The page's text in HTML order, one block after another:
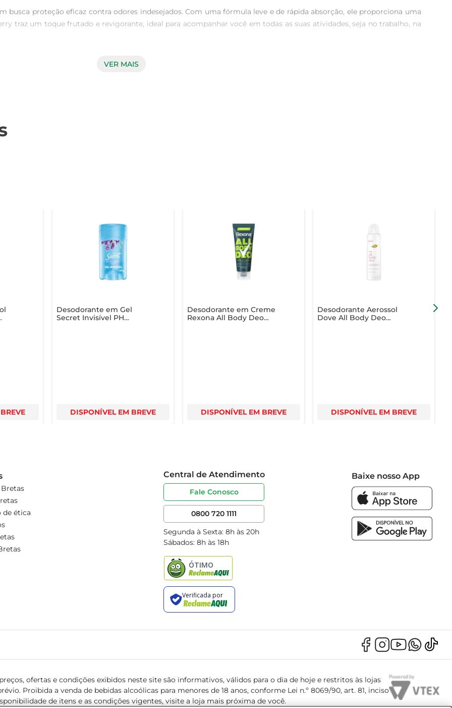
busca proteção eficaz contra odores indesejados. Com uma fórmula leve e de rápida absorção, ele proporciona uma
traz um toque frutado e revigorante, ideal para acompanhar você em todas as suas atividades, seja no trabalho, na
utilize a quantidade ideal para cada ocasião. Com apenas uma pequena quantidade, você já garante a proteção
VER MAIS
Desodorante em Gel
Secret Invisível PH
DISPONÍVEL EM BREVE
Desodorante em Creme
Rexona All Body Deo
DISPONÍVEL EM BREVE
Desodorante Aerossol
Dove All Body Deo
DISPONÍVEL EM BREVE
de ética
Central de Atendimento
Fale Conosco
0800 720 1111
Segunda à Sexta: 8h às 20h
Sábados: 8h às 18h
Baixe nosso App
ofertas e condições exibidos neste site são informativos, válidos para o dia de hoje e restritos às lojas
Proibida a venda de bebidas alcoólicas para menores de 18 anos, conforme Lei n.º 8069/90, art. 81, inciso
de itens e as condições vigentes, visite a loja mais próxima de você.